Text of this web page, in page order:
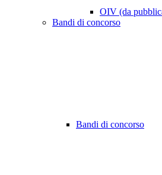
OIV (da
Bandi di concorso
Bandi di concorso